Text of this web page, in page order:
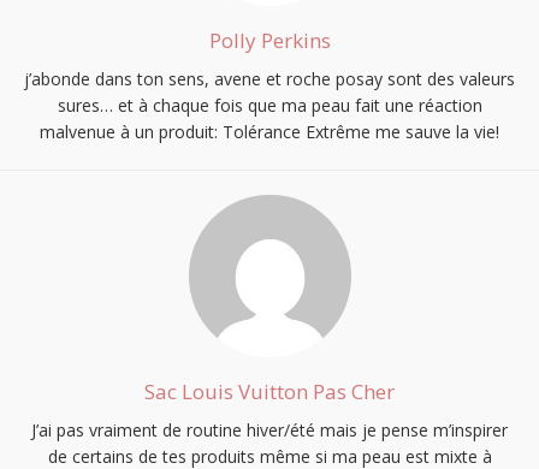
Polly Perkins
j’abonde dans ton sens, avene et roche posay sont des valeurs
sures… et à chaque fois que ma peau fait une réaction
malvenue à un produit: Tolérance Extrême me sauve la vie!
Sac Louis Vuitton Pas Cher
J’ai pas vraiment de routine hiver/été mais je pense m’inspirer
de certains de tes produits même si ma peau est mixte à